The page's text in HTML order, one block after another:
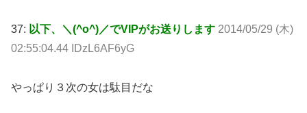
37: 以下、＼(^o^)／でVIPがお送りします 2014/05/29 (木)
02:55:04.44 IDzL6AF6yG
やっぱり３次の女は駄目だな